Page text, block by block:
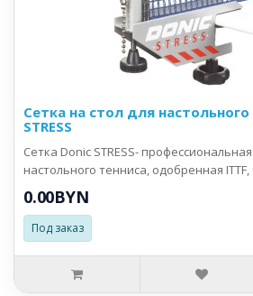
Сетка на стол для
STRESS
Сетка Donic STRESS-
настольного тенниса, одобренная ITTF,
0.00BYN
Под заказ